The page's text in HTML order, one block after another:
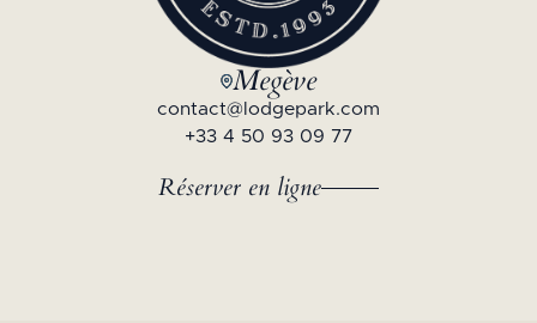
Megève
contact@lodgepark.com
+33 4 50 93 09 77
Réserver en ligne